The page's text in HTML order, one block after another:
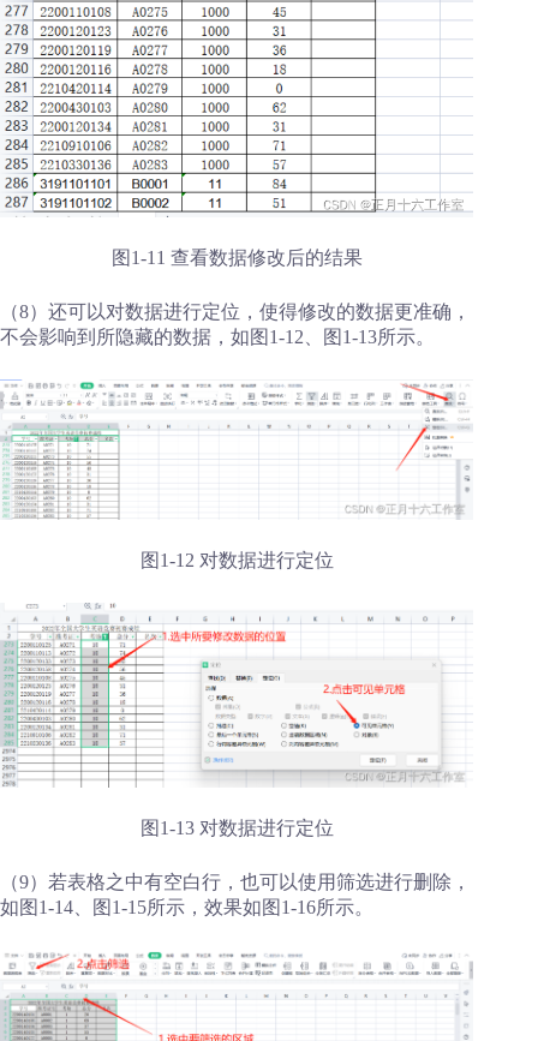
图1-11 查看数据修改后的结果
（8）还可以对数据进行定位，使得修改的数据更准确，
不会影响到所隐藏的数据，如图1-12、图1-13所示。
图1-12 对数据进行定位
图1-13 对数据进行定位
（9）若表格之中有空白行，也可以使用筛选进行删除，
如图1-14、图1-15所示，效果如图1-16所示。